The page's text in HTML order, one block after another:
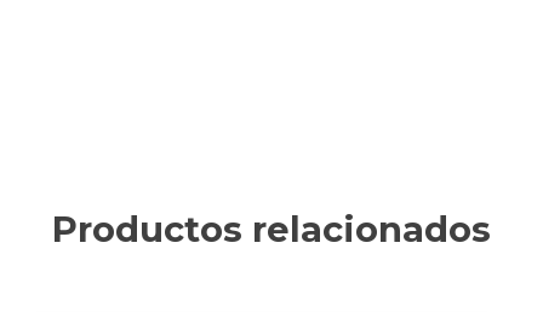
Productos relacionados